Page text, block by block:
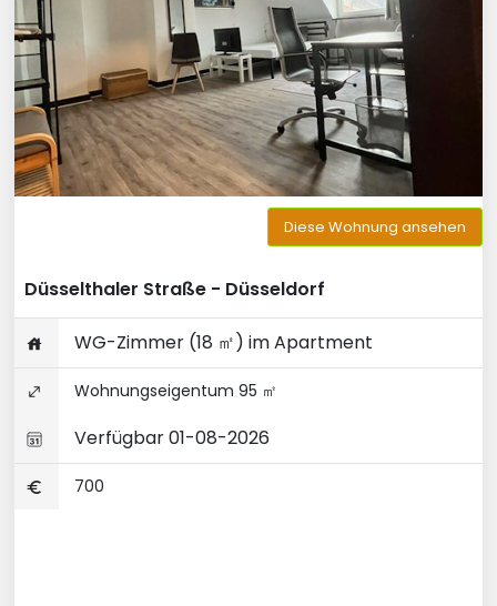
Diese Wohnung ansehen
Düsselthaler Straße - Düsseldorf
WG-Zimmer (18 ㎡) im Apartment
Wohnungseigentum 95 ㎡
Verfügbar 01-08-2026
700